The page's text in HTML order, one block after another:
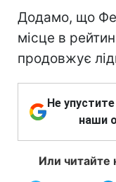
Додамо, що
місце в
продовжує
Не
наши
Или читайте